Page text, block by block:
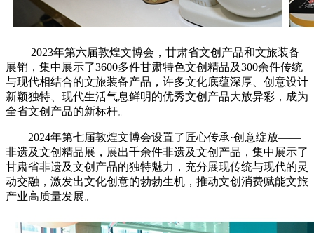
2023年第六届敦煌文博会，甘肃省文创产品和文旅装备
展销，集中展示了3600多件甘肃特色文创精品及300余件传统
与现代相结合的文旅装备产品，许多文化底蕴深厚、创意设计
新颖独特、现代生活气息鲜明的优秀文创产品大放异彩，成为
全省文创产品的新标杆。
2024年第七届敦煌文博会设置了匠心传承·创意绽放——
非遗及文创精品展，展出千余件非遗及文创产品，集中展示了
甘肃省非遗及文创产品的独特魅力，充分展现传统与现代的灵
动交融，激发出文化创意的勃勃生机，推动文创消费赋能文旅
产业高质量发展。